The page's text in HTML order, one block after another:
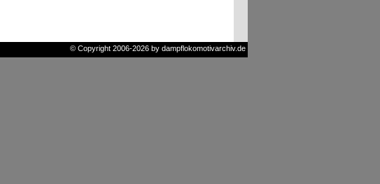
© Copyright 2006-2026 by dampflokomotivarchiv.de